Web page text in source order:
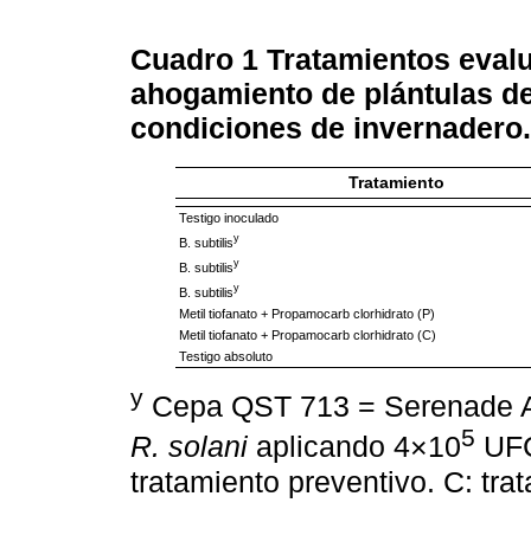
Cuadro 1 Tratamientos
ahogamiento de plántulas
condiciones de invernadero.
Tratamiento
Testigo inoculado
B. subtilisy
B. subtilisy
B. subtilisy
Metil tiofanato + Propamocarb clorhidrato (P)
Metil tiofanato + Propamocarb clorhidrato (C)
Testigo absoluto
y Cepa QST 713 = Serenade
R. solani aplicando 4×105
tratamiento preventivo. C: